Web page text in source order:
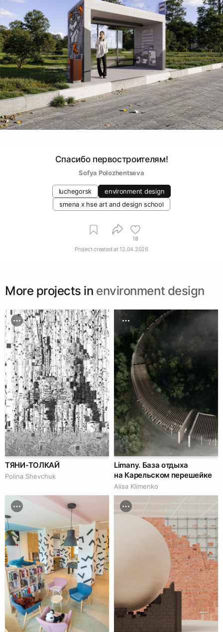
Спасибо первостроителям!
Sofya Polozhentseva
luchegorsk
environment design
smena x hse art and design school
18
Project created at12.04.2026
More projects in environment design
ТЯНИ-ТОЛКАЙ
Polina Shevchuk
Limany. База отдыха
на Карельском перешейке
Alisa Klimenko